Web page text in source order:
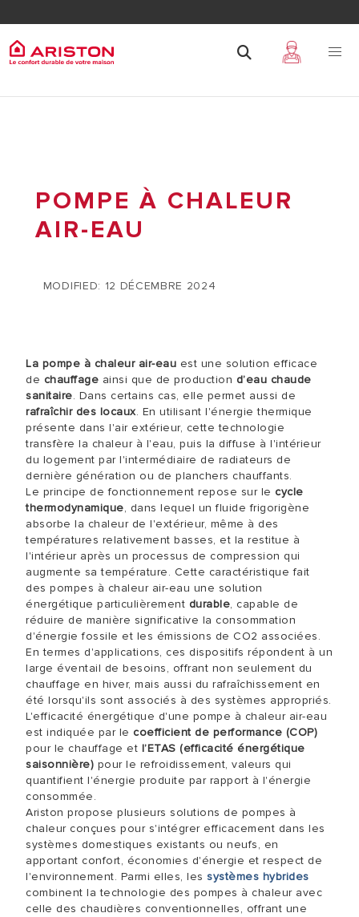
POMPE À CHALEUR
AIR-EAU
MODIFIED: 12 DÉCEMBRE 2024
La pompe à chaleur air-eau est une solution efficace
de chauffage ainsi que de production d’eau chaude
sanitaire. Dans certains cas, elle permet aussi de
rafraîchir des locaux. En utilisant l'énergie thermique
présente dans l'air extérieur, cette technologie
transfère la chaleur à l'eau, puis la diffuse à l'intérieur
du logement par l'intermédiaire de radiateurs de
dernière génération ou de planchers chauffants.
Le principe de fonctionnement repose sur le cycle
thermodynamique, dans lequel un fluide frigorigène
absorbe la chaleur de l'extérieur, même à des
températures relativement basses, et la restitue à
l'intérieur après un processus de compression qui
augmente sa température. Cette caractéristique fait
des pompes à chaleur air-eau une solution
énergétique particulièrement durable, capable de
réduire de manière significative la consommation
d'énergie fossile et les émissions de CO2 associées.
En termes d'applications, ces dispositifs répondent à un
large éventail de besoins, offrant non seulement du
chauffage en hiver, mais aussi du rafraîchissement en
été lorsqu'ils sont associés à des systèmes appropriés.
L'efficacité énergétique d'une pompe à chaleur air-eau
est indiquée par le coefficient de performance (COP)
pour le chauffage et l’ETAS (efficacité énergétique
saisonnière) pour le refroidissement, valeurs qui
quantifient l'énergie produite par rapport à l'énergie
consommée.
Ariston propose plusieurs solutions de pompes à
chaleurconçues pour s'intégrer efficacement dans les
systèmes domestiques existants ou neufs, en
apportant confort, économies d'énergie et respect de
l'environnement. Parmi elles, les systèmes hybrides
combinent la technologie des pompes à chaleur avec
celle des chaudières conventionnelles, offrant une